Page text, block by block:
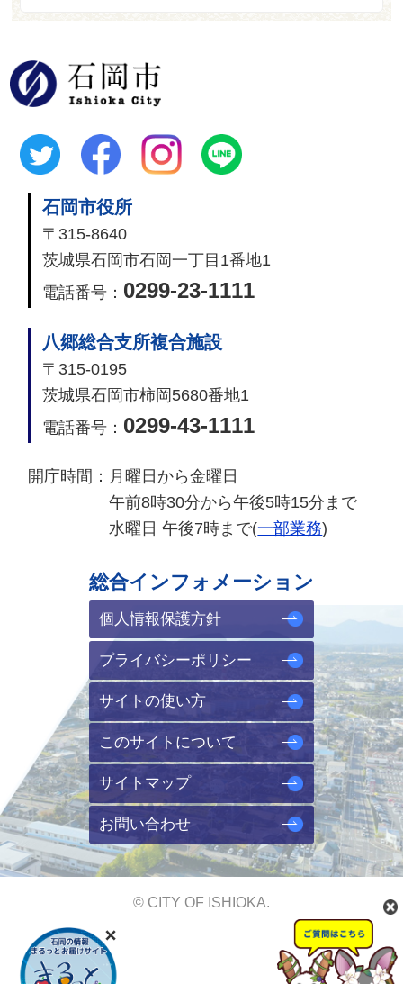
石岡市役所
〒315-8640
茨城県石岡市石岡一丁目1番地1
電話番号： 0299-23-1111
八郷総合支所複合施設
〒315-0195
茨城県石岡市柿岡5680番地1
電話番号： 0299-43-1111
開庁時間： 月曜日から金曜日
午前8時30分から午後5時15分まで
水曜日 午後7時まで(一部業務)
総合インフォメーション
個人情報保護方針
プライバシーポリシー
サイトの使い方
このサイトについて
サイトマップ
お問い合わせ
© CITY OF ISHIOKA.